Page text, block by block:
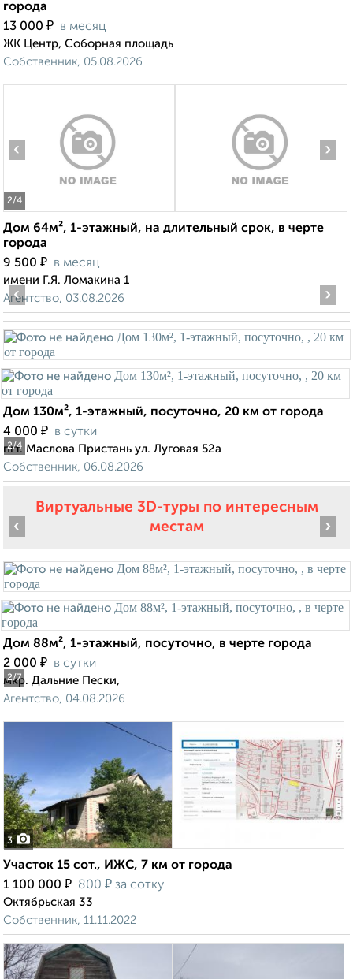
города
13 000 ₽ в месяц
ЖК Центр, Соборная площадь
Собственник, 05.08.2026
2/4
‹ ›
Дом 64м², 1-этажный, на длительный срок, в черте
города
9 500 ₽ в месяц
имени Г.Я. Ломакина 1
Агентство, 03.08.2026
2/4
‹ ›
Дом 130м², 1-этажный, посуточно, 20 км от города
4 000 ₽ в сутки
пгт. Маслова Пристань ул. Луговая 52а
Собственник, 06.08.2026
Виртуальные 3D-туры по интересным
местам
2/7
‹ ›
Дом 88м², 1-этажный, посуточно, в черте города
2 000 ₽ в сутки
мкр. Дальние Пески,
Агентство, 04.08.2026
3
Участок 15 сот., ИЖС, 7 км от города
1 100 000 ₽ 800 ₽ за сотку
Октябрьская 33
Собственник, 11.11.2022